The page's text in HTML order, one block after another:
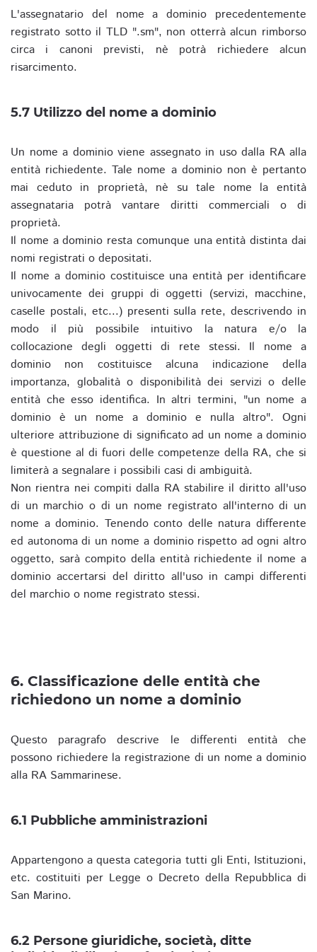
L'assegnatario del nome a dominio precedentemente
registrato sotto il TLD ".sm", non otterrà alcun rimborso
circa i canoni previsti, nè potrà richiedere alcun
risarcimento.
5.7 Utilizzo del nome a dominio
Un nome a dominio viene assegnato in uso dalla RA alla
entità richiedente. Tale nome a dominio non è pertanto
mai ceduto in proprietà, nè su tale nome la entità
assegnataria potrà vantare diritti commerciali o di
proprietà.
Il nome a dominio resta comunque una entità distinta dai
nomi registrati o depositati.
Il nome a dominio costituisce una entità per identificare
univocamente dei gruppi di oggetti (servizi, macchine,
caselle postali, etc...) presenti sulla rete, descrivendo in
modo il più possibile intuitivo la natura e/o la
collocazione degli oggetti di rete stessi. Il nome a
dominio non costituisce alcuna indicazione della
importanza, globalità o disponibilità dei servizi o delle
entità che esso identifica. In altri termini, "un nome a
dominio è un nome a dominio e nulla altro". Ogni
ulteriore attribuzione di significato ad un nome a dominio
è questione al di fuori delle competenze della RA, che si
limiterà a segnalare i possibili casi di ambiguità.
Non rientra nei compiti dalla RA stabilire il diritto all'uso
di un marchio o di un nome registrato all'interno di un
nome a dominio. Tenendo conto delle natura differente
ed autonoma di un nome a dominio rispetto ad ogni altro
oggetto, sarà compito della entità richiedente il nome a
dominio accertarsi del diritto all'uso in campi differenti
del marchio o nome registrato stessi.
6. Classificazione delle entità che
richiedono un nome a dominio
Questo paragrafo descrive le differenti entità che
possono richiedere la registrazione di un nome a dominio
alla RA Sammarinese.
6.1 Pubbliche amministrazioni
Appartengono a questa categoria tutti gli Enti, Istituzioni,
etc. costituiti per Legge o Decreto della Repubblica di
San Marino.
6.2 Persone giuridiche, società, ditte